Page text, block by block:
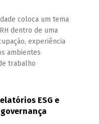
coloca um tema
dentro de uma
experiência
ambientes
trabalho
ESG e